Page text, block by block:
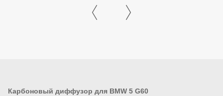
Карбоновый диффузор для BMW 5 G60